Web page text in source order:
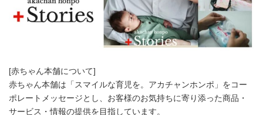
[赤ちゃん本舗について]
赤ちゃん本舗は「スマイルな育児を。アカチャンホンポ」をコー
ポレートメッセージとし、お客様のお気持ちに寄り添った商品・
サービス・情報の提供を目指しています。